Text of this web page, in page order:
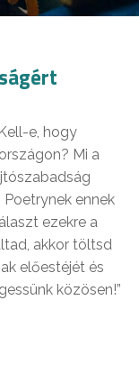
e, hogy
Mi a
ennek
ezekre a
akkor töltsd
előestéjét és
közösen!”